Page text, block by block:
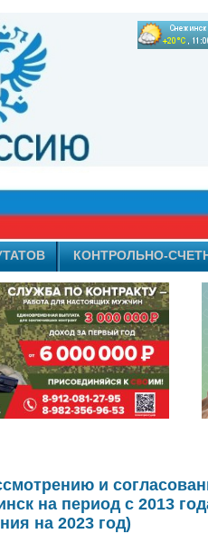
КОНТРОЛЬНО-
и
на период с 2013
на 2023 год)